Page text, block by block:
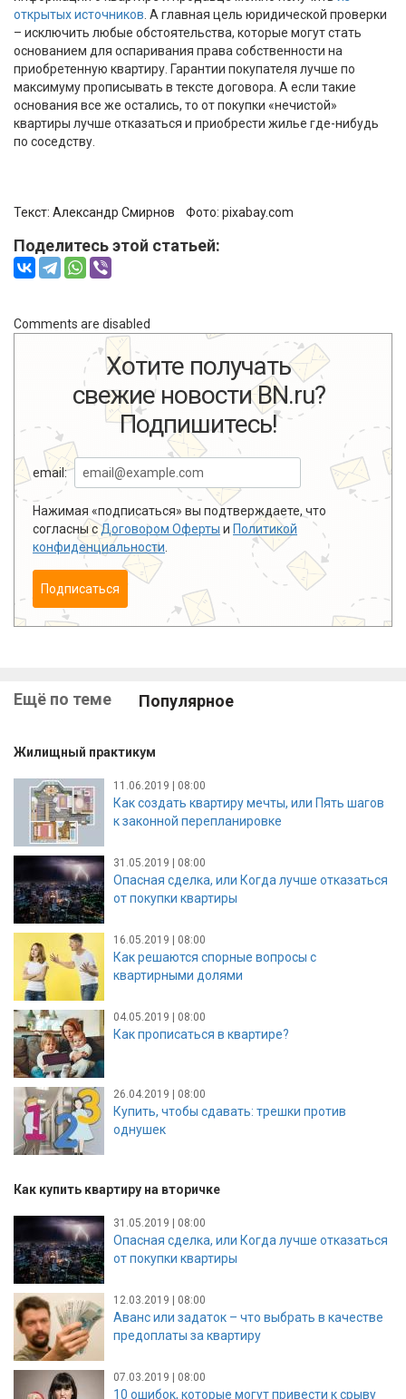
открытых источников . А главная цель юридической проверки
– исключить любые обстоятельства, которые могут стать
основанием для оспаривания права собственности на
приобретенную квартиру. Гарантии покупателя лучше по
максимуму прописывать в тексте договора. А если такие
основания все же остались, то от покупки «нечистой»
квартиры лучше отказаться и приобрести жилье где-нибудь
по соседству.
Текст: Александр Смирнов Фото: pixabay.com
Поделитесь этой статьей:
Comments are disabled
Хотите получать
свежие новости BN.ru?
Подпишитесь!
email:
Нажимая «подписаться» вы подтверждаете, что
согласны сДоговором Оферты и Политикой
конфиденциальности
Подписаться
Ещё по теме Популярное
Жилищный практикум
11.06.2019 | 08:00
Как создать квартиру мечты, или Пять шагов
к законной перепланировке
31.05.2019 | 08:00
Опасная сделка, или Когда лучше отказаться
от покупки квартиры
16.05.2019 | 08:00
Как решаются спорные вопросы с
квартирными долями
04.05.2019 | 08:00
Как прописаться в квартире?
26.04.2019 | 08:00
Купить, чтобы сдавать: трешки против
однушек
Как купить квартиру на вторичке
31.05.2019 | 08:00
Опасная сделка, или Когда лучше отказаться
от покупки квартиры
12.03.2019 | 08:00
Аванс или задаток – что выбрать в качестве
предоплаты за квартиру
07.03.2019 | 08:00
10 ошибок, которые могут привести к срыву